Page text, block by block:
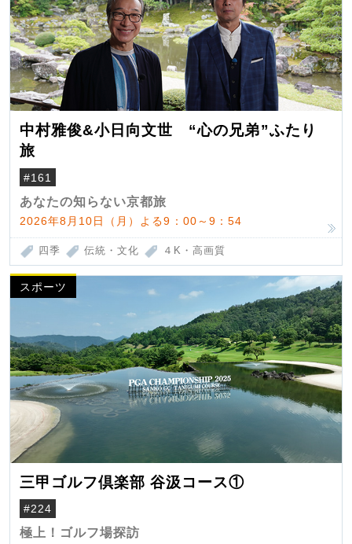
中村雅俊&小日向文世 “心の兄弟”ふたり
旅
#161
あなたの知らない京都旅
2026年8月10日（月）よる9：00～9：54
四季 伝統・文化 ４K・高画質
スポーツ
三甲ゴルフ倶楽部 谷汲コース①
#224
極上！ゴルフ場探訪